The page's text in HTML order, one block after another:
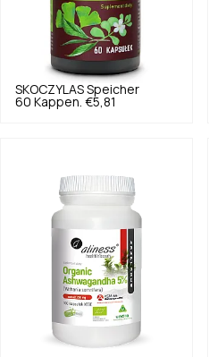
SKOCZYLAS Speicher
60 Kappen. €5,81